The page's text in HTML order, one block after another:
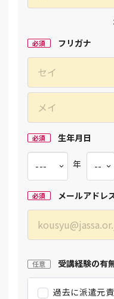
必須 フリガナ
必須 生年月日
年
必須 メールアドレ
任意 受講経験の有
過去に派遣元